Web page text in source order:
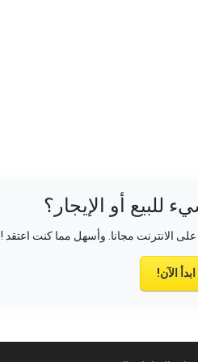
للبيع أو الإيجار؟
الانترنت مجانا. وأسهل مما كنت اعتقد !
ابدأ الآن!